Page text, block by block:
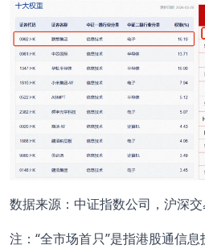
数据来源：中证指数公司，沪深交
注：“全市场首只”是指港股通信